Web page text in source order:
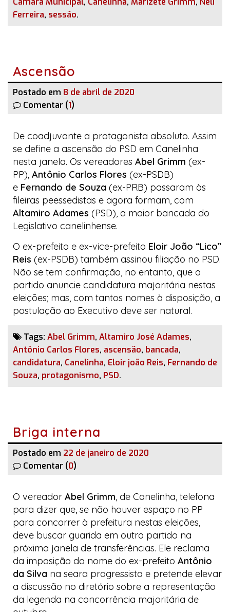
Ferreira, sessão.
Ascensão
Postado em 8 de abril de 2020
Comentar (1)
De coadjuvante a protagonista absoluto. Assim
se define a ascensão do PSD em Canelinha
nesta janela. Os vereadores Abel Grimm (ex-
PP), Antônio Carlos Flores (ex-PSDB)
e Fernando de Souza (ex-PRB) passaram às
fileiras peessedistas e agora formam, com
Altamiro Adames (PSD), a maior bancada do
Legislativo canelinhense.
O ex-prefeito e ex-vice-prefeito Eloir João “Lico”
Reis (ex-PSDB) também assinou filiação no PSD.
Não se tem confirmação, no entanto, que o
partido anuncie candidatura majoritária nestas
eleições; mas, com tantos nomes à disposição, a
postulação ao Executivo deve ser natural.
Tags: Abel Grimm, Altamiro José Adames,
Antônio Carlos Flores, ascensão, bancada,
candidatura, Canelinha, Eloir joão Reis, Fernando de
Souza, protagonismo, PSD.
Briga interna
Postado em 22 de janeiro de 2020
Comentar (0)
O vereador Abel Grimm , de Canelinha, telefona
para dizer que, se não houver espaço no PP
para concorrer à prefeitura nestas eleições,
deve buscar guarida em outro partido na
próxima janela de transferências. Ele reclama
da imposição do nome do ex-prefeito Antônio
da Silva na seara progressista e pretende elevar
a discussão no diretório sobre a representação
da legenda na concorrência majoritária de